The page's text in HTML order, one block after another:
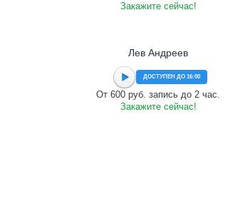
Закажите сейчас!
Лев Андреев
ДОСТУПЕН ДО 16:00
От 600 руб. запись до 2 час.
Закажите сейчас!